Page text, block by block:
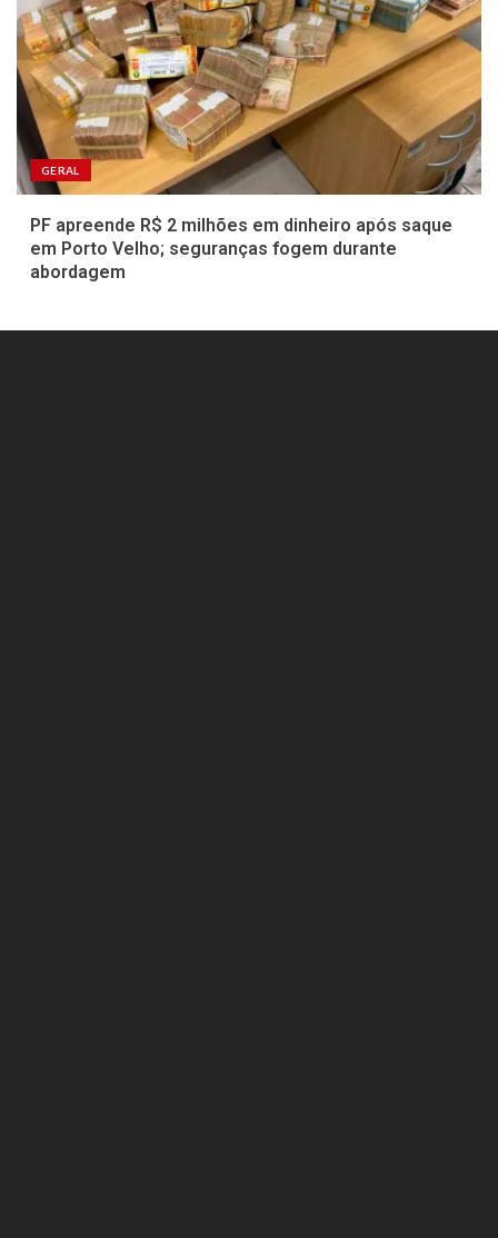
GERAL
PF apreende R$ 2 milhões em dinheiro após saque
em Porto Velho; seguranças fogem durante
abordagem